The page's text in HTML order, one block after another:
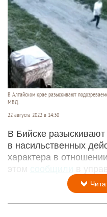
В Алтайском крае разыскивают
МВД.
22 августа 2022 в 14:30
В Бийске
в насильственных
характера в
этом
сообщили в